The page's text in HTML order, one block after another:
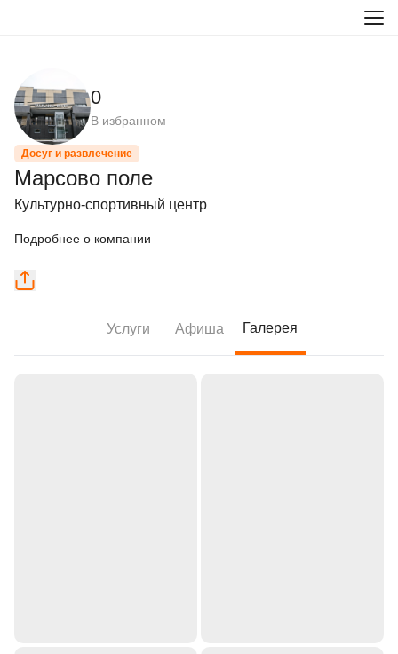
0
В избранном
Досуг и развлечение
Марсово поле
Культурно-спортивный центр
Подробнее о компании
Услуги Афиша Галерея